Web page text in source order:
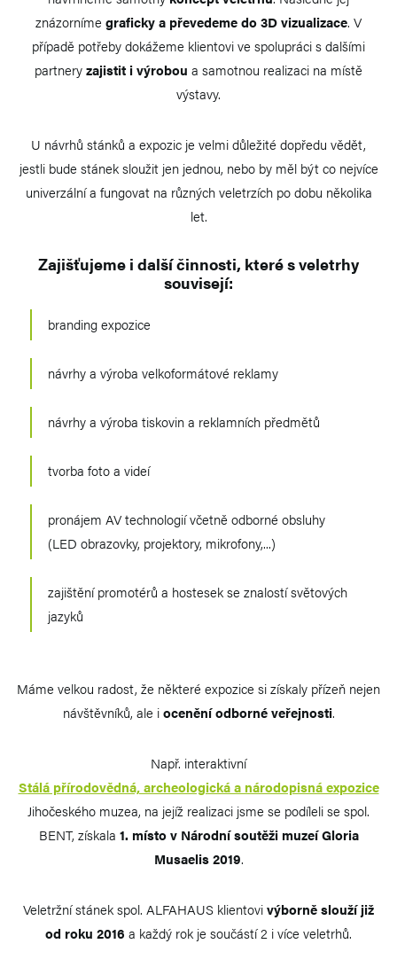
znázorníme graficky a převedeme do 3D vizualizace. V
případě potřeby dokážeme klientovi ve spolupráci s dalšími
partneryzajistit i výrobou a samotnou realizaci na místě
výstavy.
U návrhů stánků a expozic je velmi důležité dopředu vědět,
jestli bude stánek sloužit jen jednou, nebo by měl být co nejvíce
univerzální a fungovat na různých veletrzích po dobu několika
let.
Zajišťujeme i další činnosti, které s veletrhy
souvisejí:
branding expozice
návrhy a výroba velkoformátové reklamy
návrhy a výroba tiskovin a reklamních předmětů
tvorba foto a videí
pronájem AV technologií včetně odborné obsluhy
(LED obrazovky, projektory, mikrofony,...)
zajištění promotérů a hostesek se znalostí světových
jazyků
Máme velkou radost, že některé expozice si získaly přízeň nejen
návštěvníků, ale iocenění odborné veřejnosti.
Např. interaktivní
Stálá přírodovědná, archeologická a národopisná expozice
Jihočeského muzea, na jejíž realizaci jsme se podíleli se spol.
BENT, získala 1. místo v Národní soutěži muzeí Gloria
Musaelis 2019.
Veletržní stánek spol. ALFAHAUS klientovivýborně slouží již
od roku 2016 a každý rok je součástí 2 i více veletrhů.